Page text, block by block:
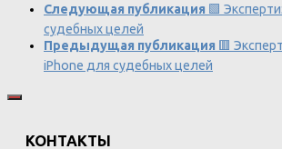
Следующая публикация 🟩
судебных целей
Предыдущая публикация 🟥
iPhone для судебных целей
КОНТАКТЫ